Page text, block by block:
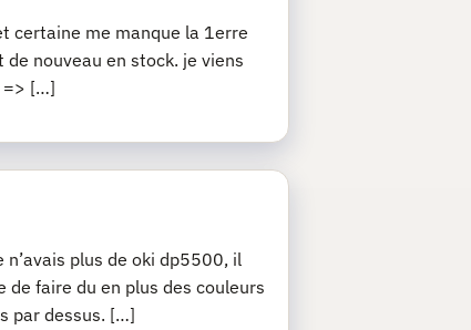
certaine me manque la 1erre
nouveau en stock. je viens
=> […]
plus de oki dp5500, il
de faire du en plus des couleurs
par dessus. […]